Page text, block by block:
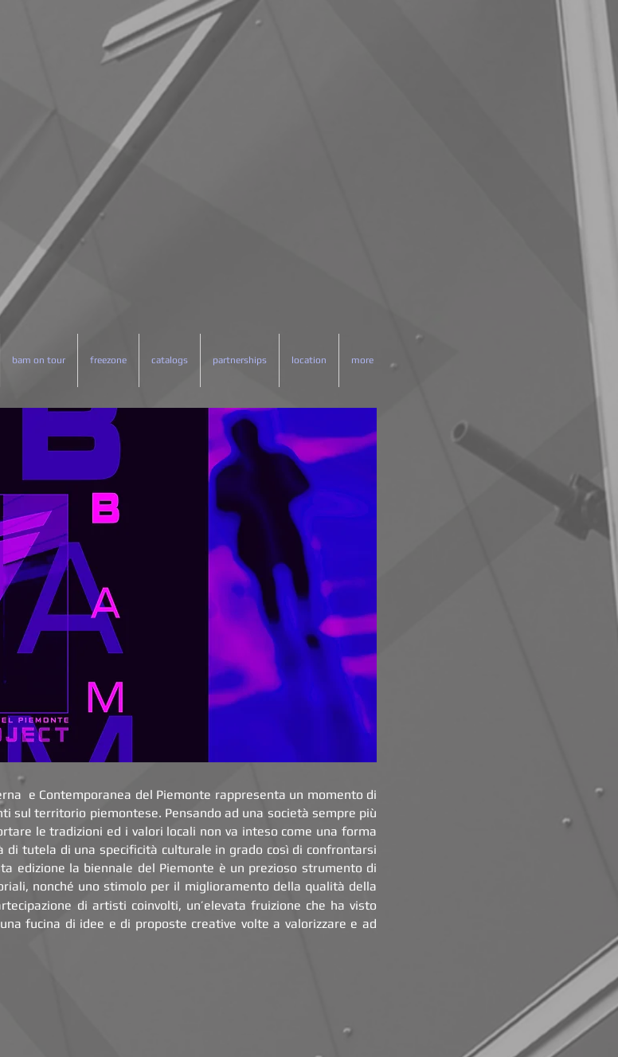
bam on tour freezone catalogs partnerships location more
e Contemporanea del Piemonte rappresenta un momento di
sul territorio piemontese. Pensando ad una società sempre più
le tradizioni ed i valori locali non va inteso come una forma
di tutela di una specificità culturale in grado così di confrontarsi
edizione la biennale del Piemonte è un prezioso strumento di
nonché uno stimolo per il miglioramento della qualità della
di artisti coinvolti, un’elevata fruizione che ha visto
fucina di idee e di proposte creative volte a valorizzare e ad